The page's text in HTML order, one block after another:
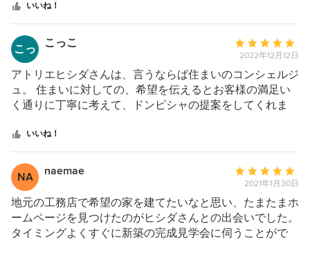
中
星
5
合う提案をいただけることと、ハウスメーカーにはない一
貫したサービスを 提供してもらえるところが魅力です。
ご夫婦で対応してくれるので、男性と女性の両方の目線で
設計してもらえます。 お願いして良かったと思っていま
す。
いいね！
こっ こっこ
平
均
評
価：
5
中
星
5
2022年12月12日
アトリエヒシダさんは、言うならば住まいのコンシェルジ
ュ。 住まいに対しての、希望を伝えるとお客様の満足い
く通りに丁寧に考えて、ドンピシャの提案をしてくれま
素敵な代替え案で対応してくれて、ほんとに気持ちよく、
不安もなくお家づくりをすることができました。 そして
出来上がった我が家は住みやすい、希望通りのお家です。
本当に素敵な、アトリエヒシダさん。 ありがとうござい
ました(^^)
いいね！
NA naemae
平
均
評
価：
5
2021年1月30日
地元の工務店で希望の家を建てたいなと思い、たまたまホ
ームページを見つけたのがヒシダさんとの出会いでした。
タイミングよくすぐに新築の完成見学会に伺うことがで